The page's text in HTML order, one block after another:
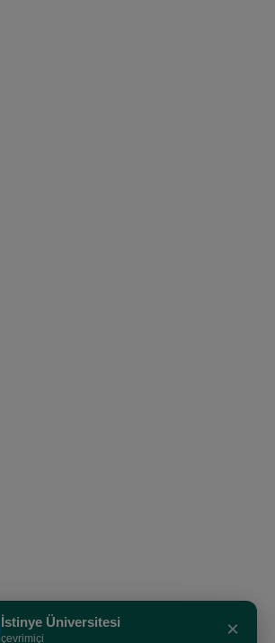
İstinye Üniversitesi
çevrimiçi ×